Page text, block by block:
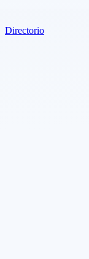
Directorio